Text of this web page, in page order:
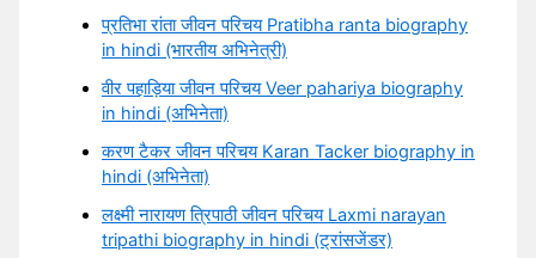
प्रतिभा रांता जीवन परिचय Pratibha ranta biography
in hindi (भारतीय अभिनेत्री)
वीर पहाड़िया जीवन परिचय Veer pahariya biography
in hindi (अभिनेता)
करण टैकर जीवन परिचय Karan Tacker biography in
hindi (अभिनेता)
लक्ष्मी नारायण त्रिपाठी जीवन परिचय Laxmi narayan
tripathi biography in hindi (ट्रांसजेंडर)